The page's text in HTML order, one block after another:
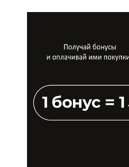
Комплекс витаминов
Комплекс минералов
Красота и здоровье
Набрать мышечную
Нормализация